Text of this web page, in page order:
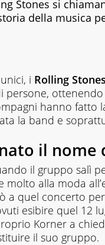
Stones si
della musica
i Rolling Stones
persone,
hanno fatto
la band e
il nome
il gruppo salì
molto alla moda
a quel concerto
esibire quel 12
Korner a
il suo gruppo.